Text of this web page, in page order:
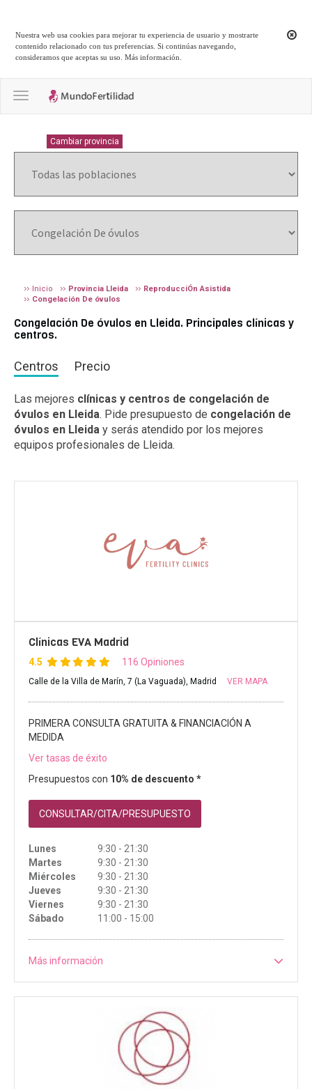
Nuestra web usa cookies para mejorar tu experiencia de usuario y mostrarte
contenido relacionado con tus preferencias. Si continúas navegando,
consideramos que aceptas su uso.Más información
Toggle navigation
Cambiar provincia
Inicio Provincia Lleida
ReproducciÓn Asistida
Congelación De óvulos
Congelación De óvulos en Lleida. Principales clínicas y
centros.
Centros Precio
Las mejores clínicas y centros de congelación de
óvulos en Lleida. Pide presupuesto de congelación de
óvulos en Lleida y serás atendido por los mejores
equipos profesionales de Lleida.
Clínicas EVA Madrid
4.5 116 Opiniones
Calle de la Villa de Marín, 7 (La Vaguada), Madrid VER MAPA
PRIMERA CONSULTA GRATUITA & FINANCIACIÓN A
MEDIDA
Ver tasas de éxito
Presupuestos con 10% de descuento *
CONSULTAR/CITA/PRESUPUESTO
Lunes
9:30 - 21:30
Martes
9:30 - 21:30
Miércoles
9:30 - 21:30
Jueves
9:30 - 21:30
Viernes
9:30 - 21:30
Sábado
11:00 - 15:00
Más información